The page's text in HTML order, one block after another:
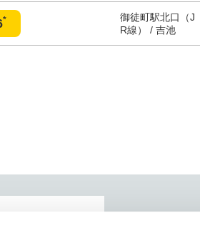
*
御徒町駅北口（J
R線） / 吉池